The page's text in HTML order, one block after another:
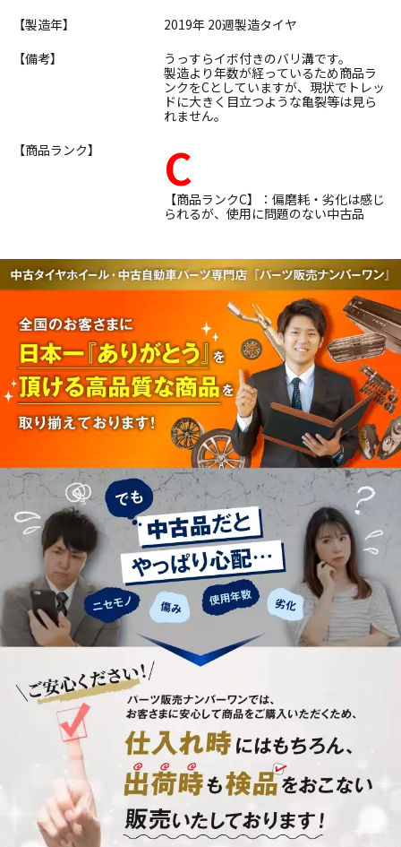
【製造年】
2019年 20週製造タイヤ
【備考】
うっすらイボ付きのバリ溝です。
製造より年数が経っているため商品ラ
ンクをCとしていますが、現状でトレッ
ドに大きく目立つような亀裂等は見ら
れません。
【商品ランク】
C
【商品ランクC】：偏磨耗・劣化は感じ
られるが、使用に問題のない中古品